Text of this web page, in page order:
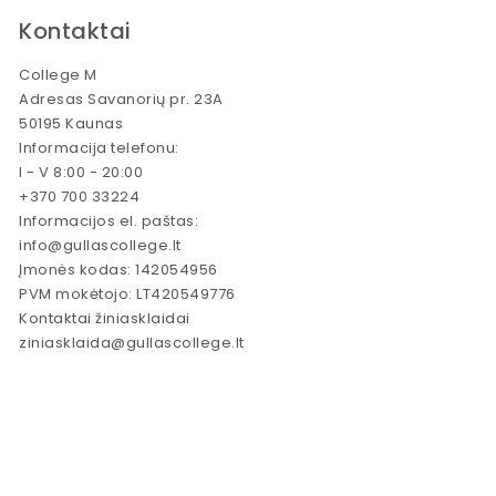
Kontaktai
College M
Adresas Savanorių pr. 23A
50195 Kaunas
Informacija telefonu:
I - V 8:00 - 20:00
+370 700 33224
Informacijos el. paštas:
info@gullascollege.lt
Įmonės kodas: 142054956
PVM mokėtojo: LT420549776
Kontaktai žiniasklaidai
ziniasklaida@gullascollege.lt